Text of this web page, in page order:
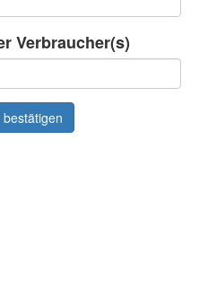
Verbraucher(s)